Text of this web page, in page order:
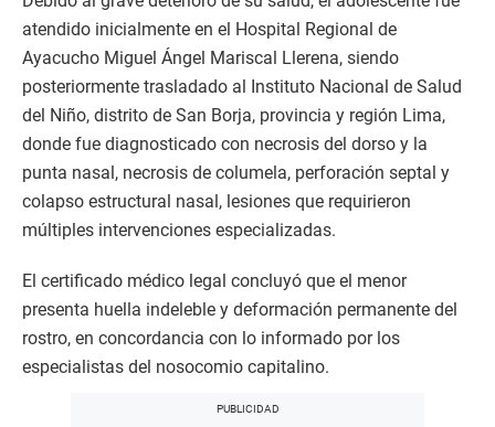
atendido inicialmente en el Hospital Regional de
Ayacucho Miguel Ángel Mariscal Llerena, siendo
posteriormente trasladado al Instituto Nacional de Salud
del Niño, distrito de San Borja, provincia y región Lima,
donde fue diagnosticado con necrosis del dorso y la
punta nasal, necrosis de columela, perforación septal y
colapso estructural nasal, lesiones que requirieron
múltiples intervenciones especializadas.
El certificado médico legal concluyó que el menor
presenta huella indeleble y deformación permanente del
rostro, en concordancia con lo informado por los
especialistas del nosocomio capitalino.